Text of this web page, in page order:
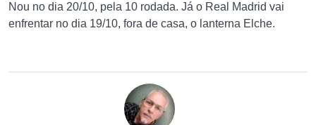
Nou no dia 20/10, pela 10 rodada. Já o Real Madrid vai
enfrentar no dia 19/10, fora de casa, o lanterna Elche.